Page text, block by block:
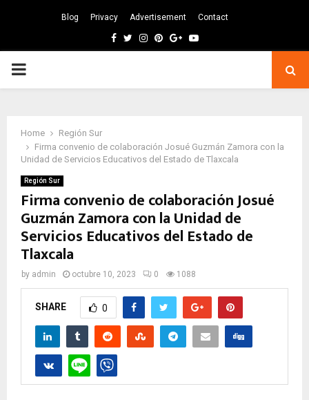
Blog Privacy Advertisement Contact
Facebook
TwitterInstagram
Pinterest
GoogleYoutube
PRIMARY
Home
Región Sur
Firma convenio de colaboración Josué Guzmán Zamora con la
Unidad de Servicios Educativos del Estado de Tlaxcala
Región Sur
Firma convenio de colaboración Josué
Guzmán Zamora con la Unidad de
Servicios Educativos del Estado de
Tlaxcala
by admin octubre 10, 2023 0 1088
SHARE 0